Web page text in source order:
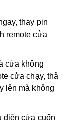
thay pin
remote cửa
cửa không
cửa chạy, thả
lên mà không
điện cửa cuốn